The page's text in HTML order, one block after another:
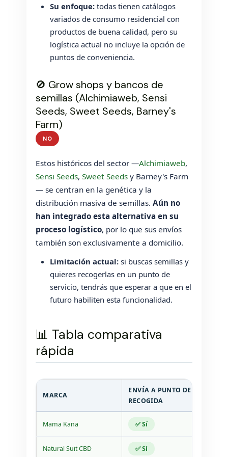
Su enfoque: todas tienen catálogos
variados de consumo residencial con
productos de buena calidad, pero su
logística actual no incluye la opción de
puntos de conveniencia.
🚫 Grow shops y bancos de
semillas (Alchimiaweb, Sensi
Seeds, Sweet Seeds, Barney's
Farm)
NO
Estos históricos del sector —Alchimiaweb,
Sensi Seeds,Sweet Seeds y Barney's Farm
— se centran en la genética y la
distribución masiva de semillas.Aún no
han integrado esta alternativa en su
proceso logístico, por lo que sus envíos
también son exclusivamente a domicilio.
Limitación actual: si buscas semillas y
quieres recogerlas en un punto de
servicio, tendrás que esperar a que en el
futuro habiliten esta funcionalidad.
📊 Tabla comparativa
rápida
MARCA
ENVÍA A PUNTO DE
RECOGIDA
Mama Kana ✅ Sí
Natural Suit CBD ✅ Sí